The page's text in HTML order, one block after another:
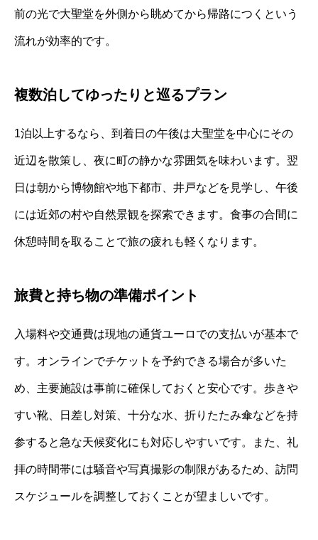
前の光で大聖堂を外側から眺めてから帰路につくという
流れが効率的です。
複数泊してゆったりと巡るプラン
1泊以上するなら、到着日の午後は大聖堂を中心にその
近辺を散策し、夜に町の静かな雰囲気を味わいます。翌
日は朝から博物館や地下都市、井戸などを見学し、午後
には近郊の村や自然景観を探索できます。食事の合間に
休憩時間を取ることで旅の疲れも軽くなります。
旅費と持ち物の準備ポイント
入場料や交通費は現地の通貨ユーロでの支払いが基本で
す。オンラインでチケットを予約できる場合が多いた
め、主要施設は事前に確保しておくと安心です。歩きや
すい靴、日差し対策、十分な水、折りたたみ傘などを持
参すると急な天候変化にも対応しやすいです。また、礼
拝の時間帯には騒音や写真撮影の制限があるため、訪問
スケジュールを調整しておくことが望ましいです。